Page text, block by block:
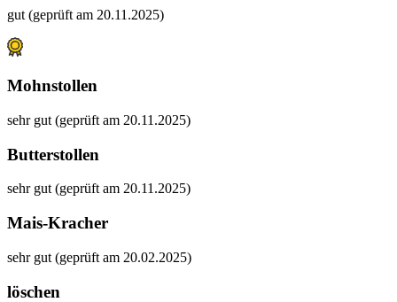
gut (geprüft am 20.11.2025)
Mohnstollen
sehr gut (geprüft am 20.11.2025)
Butterstollen
sehr gut (geprüft am 20.11.2025)
Mais-Kracher
sehr gut (geprüft am 20.02.2025)
löschen